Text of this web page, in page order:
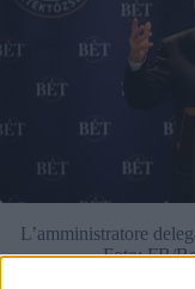
L’amministratore
Foto: FB/